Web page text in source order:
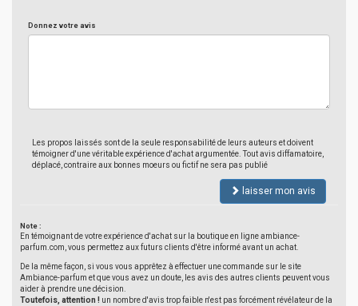
Donnez votre avis
Les propos laissés sont de la seule responsabilité de leurs auteurs et doivent
témoigner d'une véritable expérience d'achat argumentée. Tout avis diffamatoire,
déplacé, contraire aux bonnes moeurs ou fictif ne sera pas publié
laisser mon avis
Note :
En témoignant de votre expérience d'achat sur la boutique en ligne ambiance-
parfum.com, vous permettez aux futurs clients d'être informé avant un achat.
De la même façon, si vous vous apprêtez à effectuer une commande sur le site
Ambiance-parfum et que vous avez un doute, les avis des autres clients peuvent vous
aider à prendre une décision.
Toutefois, attention ! un nombre d'avis trop faible n'est pas forcément révélateur de la